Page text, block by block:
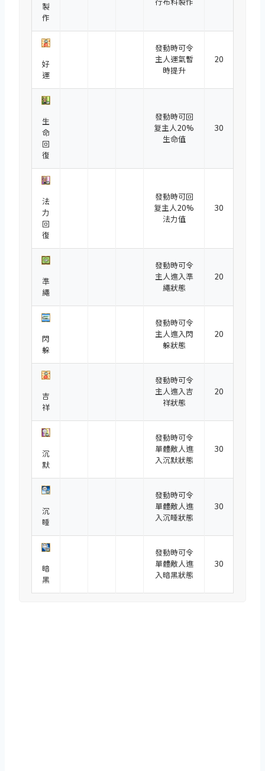
製
作
好
運
發動時可令
主人運氣暫
時提升
20
生
命
回
復
發動時可回
复主人20%
生命值
30
法
力
回
復
發動時可回
复主人20%
法力值
30
準
繩
發動時可令
主人進入準
繩狀態
20
閃
躲
發動時可令
主人進入閃
躲狀態
20
吉
祥
發動時可令
主人進入吉
祥狀態
20
沉
默
發動時可令
單體敵人進
入沉默狀態
30
沉
睡
發動時可令
單體敵人進
入沉睡狀態
30
暗
黑
發動時可令
單體敵人進
入暗黑狀態
30